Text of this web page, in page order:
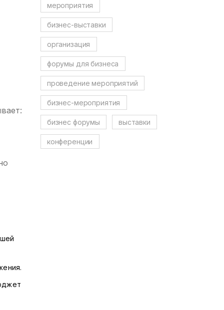
мероприятия
бизнес-выставки
организация
форумы для бизнеса
проведение мероприятий
бизнес-мероприятия
бизнес форумы выставки
конференции